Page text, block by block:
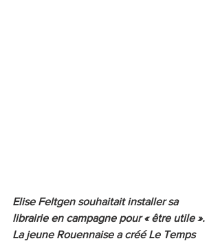
Elise Feltgen souhaitait installer sa
librairie en campagne pour « être utile ».
La jeune Rouennaise a créé Le Temps